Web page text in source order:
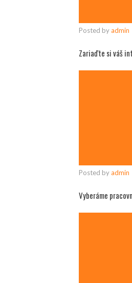
Posted byadmin
Zariaďte si váš
Posted byadmin
Vyberáme